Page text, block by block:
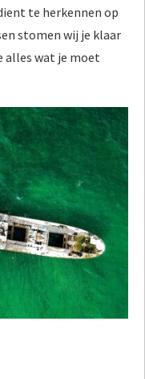
te herkennen op
stomen wij je klaar
alles wat je moet